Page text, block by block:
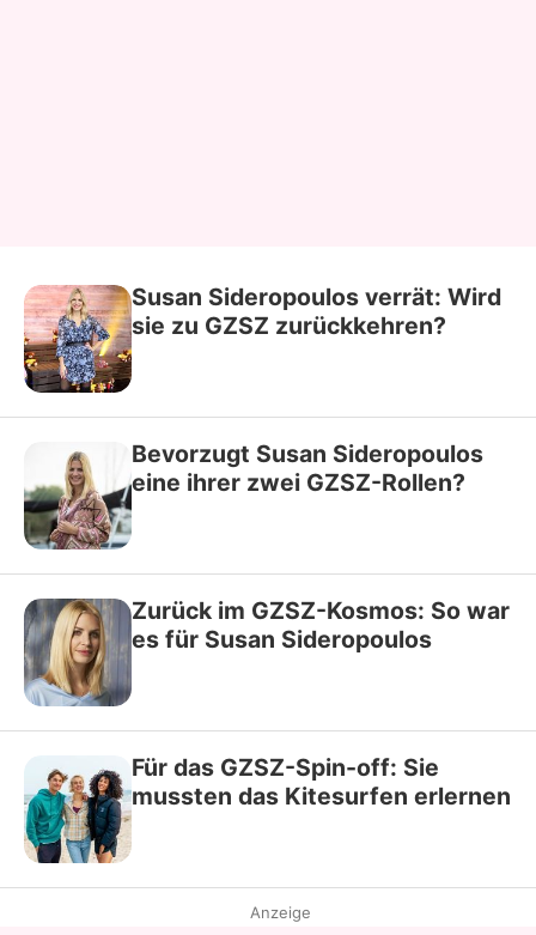
Susan Sideropoulos verrät: Wird
sie zu GZSZ zurückkehren?
Bevorzugt Susan Sideropoulos
eine ihrer zwei GZSZ-Rollen?
Zurück im GZSZ-Kosmos: So war
es für Susan Sideropoulos
Für das GZSZ-Spin-off: Sie
mussten das Kitesurfen erlernen
Anzeige